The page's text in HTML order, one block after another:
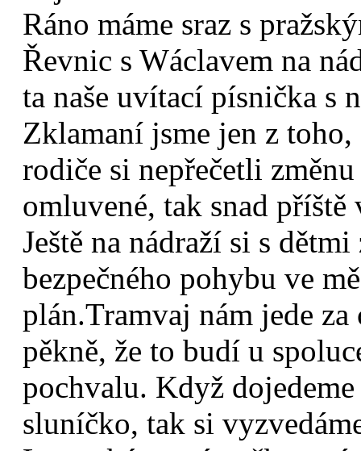
Ráno máme sraz s
Řevnic s Wáclavem na
ta naše uvítací písnička s
Zklamaní jsme jen z toho,
rodiče si nepřečetli
omluvené, tak snad
Ještě na nádraží si s
bezpečného pohybu ve
plán.Tramvaj nám jede
pěkně, že to budí u
pochvalu. Když
sluníčko, tak si